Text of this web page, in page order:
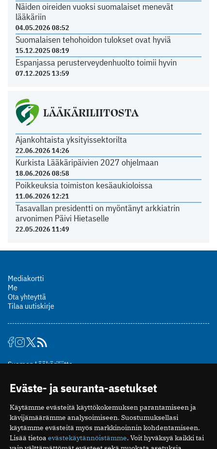
Näiden oireiden vuoksi suomalaiset menevät
lääkäriin
04.05.2026 08:52
Suomalaisen tehohoidon tulokset ovat hyviä
15.12.2025 08:19
Espanjassa perusterveydenhuolto toimii hyvin
07.12.2025 13:59
LÄÄKÄRILIITOSTA
Ajankohtaista yksityissektorilta
22.06.2026 14:26
Kurkista Lääkäripäivien 2027 ohjelmaan
18.06.2026 08:58
Poikkeuksia toimiston kesäaukioloissa
11.06.2026 12:21
Tasavallan presidentti on myöntänyt arkkiatrin
arvonimen Päivi Hietaselle
22.05.2026 11:49
Mediakortti
Me
Ota yhteyttä
Tilaa uutiskirje
Suomen Lääkäriliitto
00510 Helsinki
puh. (09) 393 091
toimitus@potilaanlaakarilehti.fi
ISSN 2323-9476
Eväste- ja seuranta-asetukset
Käytämme evästeitä käyttökokemuksen parantamiseen ja
kävijämäärämme analysoimiseen. Suostumuksellasi
käytämme evästeitä myös markkinoinnin kohdentamiseen.
Lisää tietoa evästekäytännöistämme. Voit hyväksyä kaikki tai